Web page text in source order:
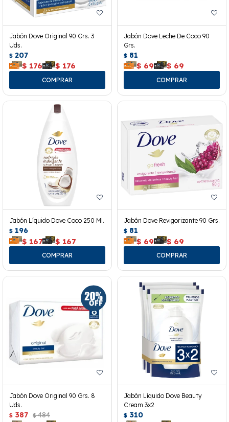
Jabón Dove Original 90 Grs. 3
Uds.
$ 207
$ 176 $ 176
Jabón Dove Leche De Coco 90
Grs.
$ 81
$ 69 $ 69
Jabón Líquido Dove Coco 250 Ml.
$ 196
$ 167 $ 167
Jabón Dove Revigorizante 90 Grs.
$ 81
$ 69 $ 69
Jabón Dove Original 90 Grs. 8
Uds.
$ 387 $ 484
Jabón Líquido Dove Beauty
Cream 3x2
$ 310